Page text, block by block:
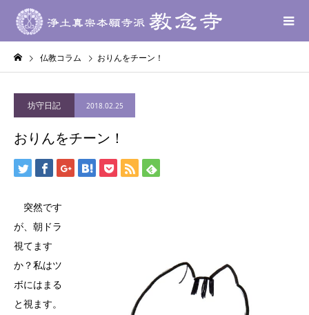
仏教コラム おりんをチーン！
坊守日記 2018.02.25
おりんをチーン！
突然です
が、朝ドラ
視てます
か？私はツ
ボにはまる
と視ます。